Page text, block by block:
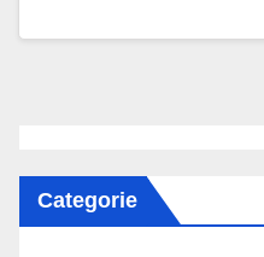
Categorie